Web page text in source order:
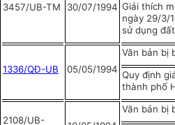
3457/UB-TM 30/07/1994 Giải thích
ngày 29/3/
sử dụng đất
1336/QĐ-UB 05/05/1994
Văn bản bị
Quy định
thành phố
2108/UB-
Văn bản bị